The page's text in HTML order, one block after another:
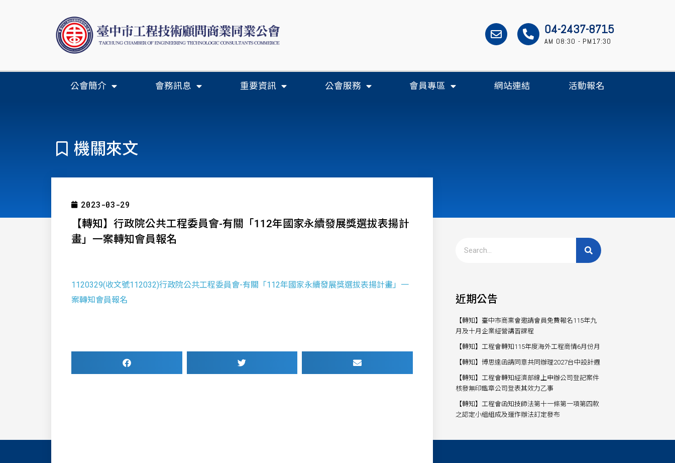
04-2437-8715
AM 08:30 - PM17:30
公會簡介 會務訊息 重要資訊 公會服務 會員專區 網站連結 活動報名
機關來文
2023-03-29
【轉知】行政院公共工程委員會-有關「112年國家永續發展獎選拔表揚計
畫」一案轉知會員報名
1120329(收文號112032)行政院公共工程委員會-有關「112年國家永續發展獎選拔表揚計畫」一
案轉知會員報名
近期公告
【轉知】臺中市商業會邀請會員免費報名115年九
月及十月企業經營講習課程
【轉知】工程會轉知115年度海外工程商情6月份月
【轉知】博思達函請同意共同辦理2027台中設計週
【轉知】工程會轉知經濟部線上申辦公司登記案件
核發無印鑑章公司登表其效力乙事
【轉知】工程會函知技師法第十一條第一項第四款
之認定小組組成及運作辦法訂定發布